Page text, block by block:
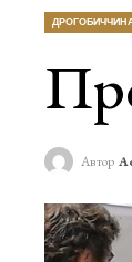
Автор